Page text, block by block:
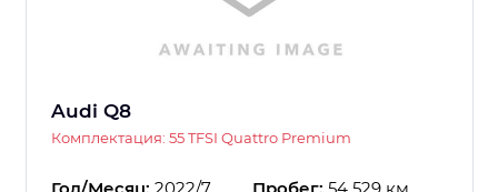
Audi Q8
Комплектация: 55 TFSI Quattro Premium